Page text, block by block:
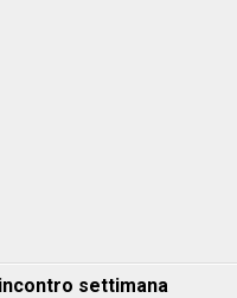
settimana